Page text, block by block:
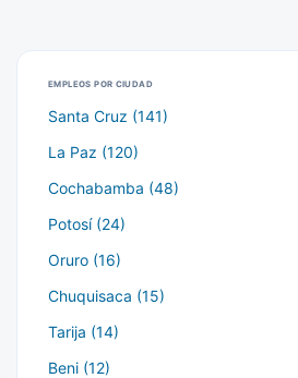
EMPLEOS POR CIUDAD
Santa Cruz (141)
La Paz (120)
Cochabamba (48)
Potosí (24)
Oruro (16)
Chuquisaca (15)
Tarija (14)
Beni (12)